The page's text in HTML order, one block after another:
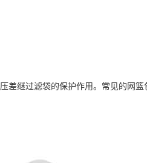
差继过滤袋的保护作用。常见的网